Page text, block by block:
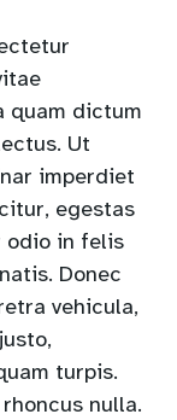
quam dictum
Ut
imperdiet
egestas
odio in felis
Donec
vehicula,
turpis.
nulla.